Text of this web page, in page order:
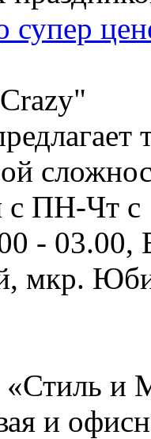
супер
с ПН-Чт
- 03.00,
мкр.
«Стиль и
и